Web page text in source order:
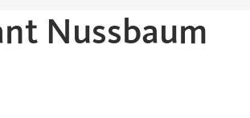
Nussbaum